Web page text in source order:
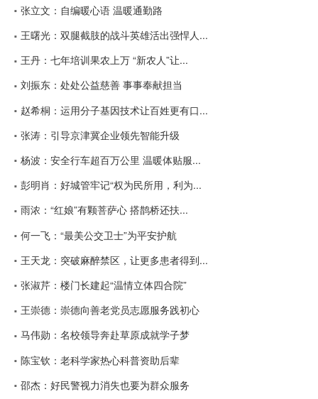
张立文：自编暖心语 温暖通勤路
王曙光：双腿截肢的战斗英雄活出强悍人...
王丹：七年培训果农上万 “新农人”让...
刘振东：处处公益慈善 事事奉献担当
赵希桐：运用分子基因技术让百姓更有口...
张涛：引导京津冀企业领先智能升级
杨波：安全行车超百万公里 温暖体贴服...
彭明肖：好城管牢记“权为民所用，利为...
雨浓：“红娘”有颗菩萨心 搭鹊桥还扶...
何一飞：“最美公交卫士”为平安护航
王天龙：突破麻醉禁区，让更多患者得到...
张淑芹：楼门长建起“温情立体四合院”
王崇德：崇德向善老党员志愿服务践初心
马伟勋：名校领导奔赴草原成就学子梦
陈宝钦：老科学家热心科普资助后辈
邵杰：好民警视力消失也要为群众服务